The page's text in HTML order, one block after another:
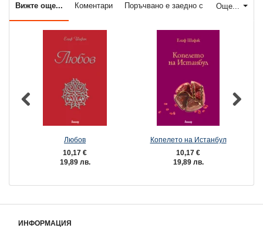
Още...
Вижте още... Коментари Поръчвано е заедно с
Любов
10,17 €
19,89 лв.
Копелето на Истанбул
10,17 €
19,89 лв.
ИНФОРМАЦИЯ